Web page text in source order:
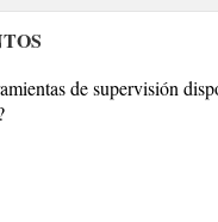
de supervisión